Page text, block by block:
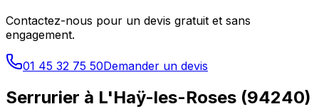
Contactez-nous pour un devis gratuit et sans
engagement.
01 45 32 75 50Demander un devis
Serrurier à L'Haÿ-les-Roses (94240)